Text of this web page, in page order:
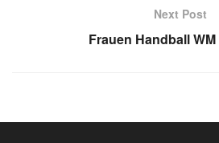
Next Post
Frauen Handball